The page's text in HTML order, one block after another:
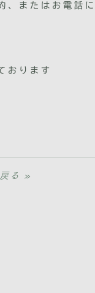
、またはお電話
おります
る »